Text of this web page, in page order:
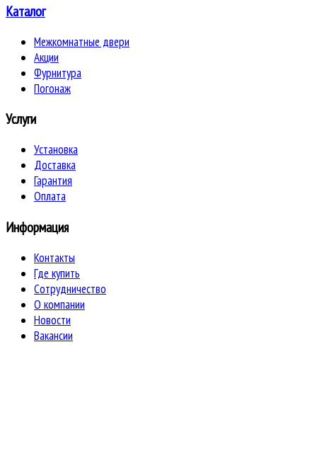
Каталог
Межкомнатные двери
Акции
Фурнитура
Погонаж
Услуги
Установка
Доставка
Гарантия
Оплата
Информация
Контакты
Где купить
Сотрудничество
О компании
Новости
Вакансии